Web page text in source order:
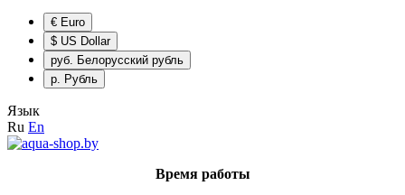
€ Euro
$ US Dollar
руб. Белорусский рубль
р. Рубль
Язык
Ru En
Время работы